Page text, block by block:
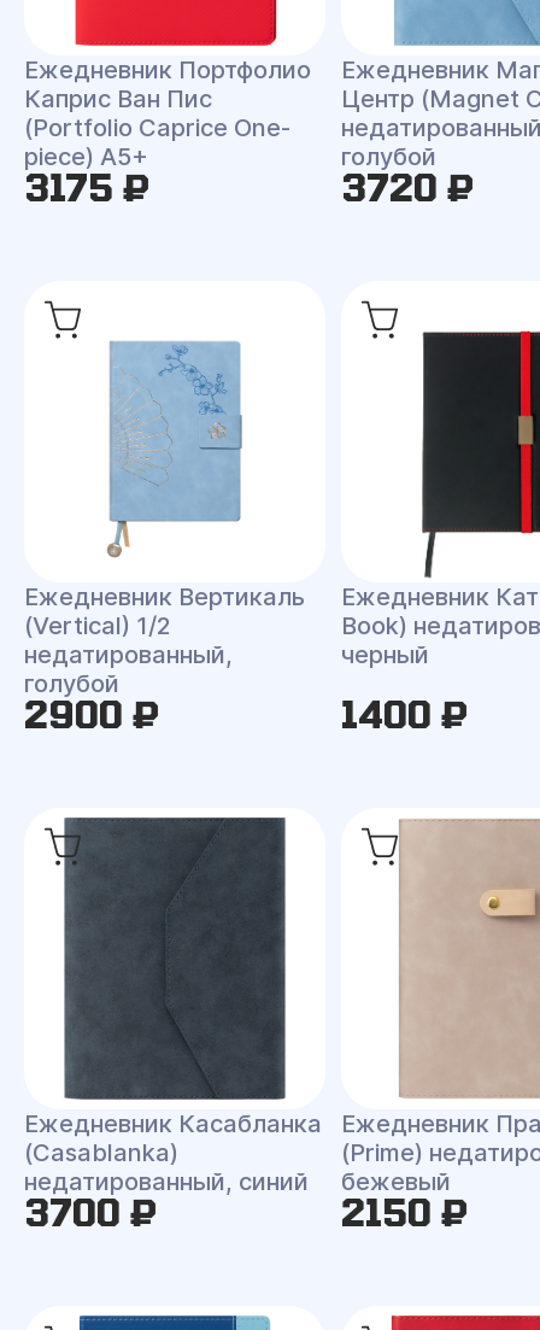
Ежедневник Портфолио
Каприс Ван Пис
(Portfolio Caprice One-
piece) A5+
3175 ₽
Ежедневник
Центр (Magnet
голубой
3720 ₽
Ежедневник Вертикаль
(Vertical) 1/2
недатированный,
голубой
2900 ₽
Ежедневник
Book)
черный
1400 ₽
Ежедневник Касабланка
(Casablanka)
недатированный, синий
3700 ₽
Ежедневник
(Prime)
бежевый
2150 ₽